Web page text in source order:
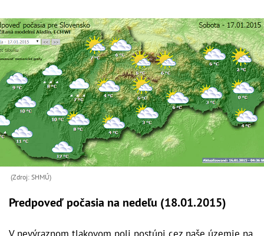
(Zdroj: SHMÚ)
Predpoveď počasia na nedeľu (18.01.2015)